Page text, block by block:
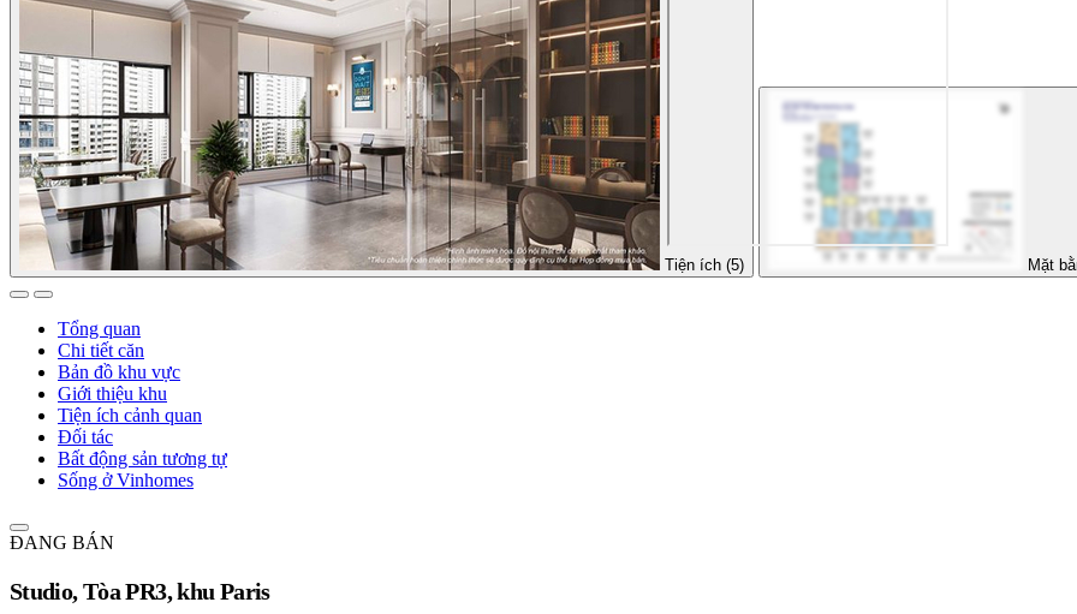
Tiện ích (5) Mặt
Tổng quan
Chi tiết căn
Bản đồ khu vực
Giới thiệu khu
Tiện ích cảnh quan
Đối tác
Bất động sản tương tự
Sống ở Vinhomes
ĐANG BÁN
Studio, Tòa PR3, khu Paris